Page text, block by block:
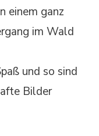
einem ganz
im Wald
und so sind
Bilder